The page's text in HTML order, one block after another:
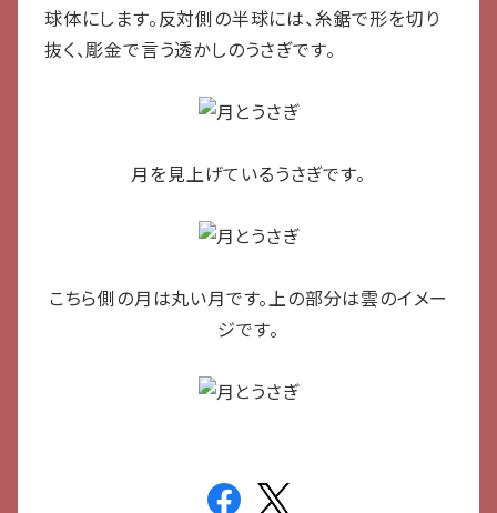
球体にします。反対側の半球には、糸鋸で形を切り
抜く、彫金で言う透かしのうさぎです。
月を見上げているうさぎです。
こちら側の月は丸い月です。上の部分は雲のイメー
ジです。